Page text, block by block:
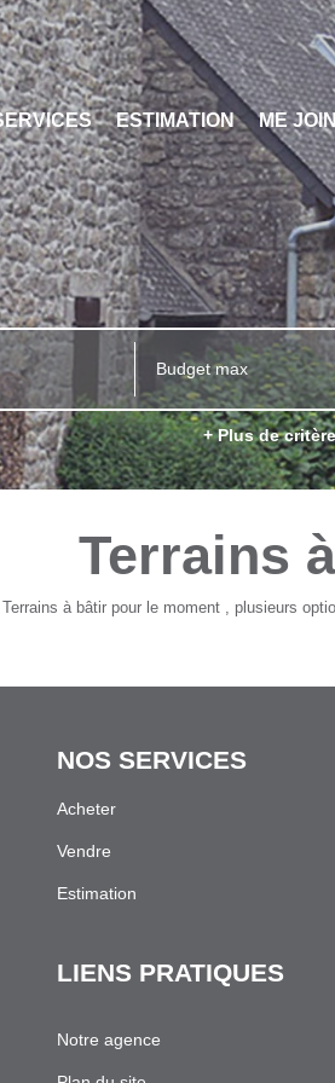
ESTIMATION ME
+ Plus de
Terrains
à bâtir pour le moment , plusieurs
NOS SERVICES
Acheter
Vendre
Estimation
LIENS PRATIQUES
Notre agence